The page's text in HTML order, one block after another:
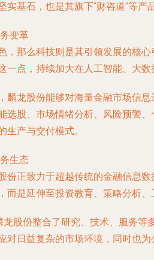
基石，也是其旗下“财咨道”等产
变革
，那么科技则是其引领发展的核
一点，持续加大在人工智能、大数
麟龙股份能够对海量金融市场信
选股、市场情绪分析、风险预警
生产与交付模式。
生态
份正致力于超越传统的金融信息
而是延伸至投资教育、策略分析、
龙股份整合了研究、技术、服务
对日益复杂的市场环境，同时也为